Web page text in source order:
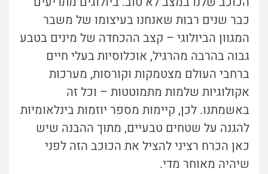
כבר שנים רבות שאנחנו בעיצומו של משבר
המגוון הביולוגי – קצב ההכחדה של מינים בטבע
גבוה בהרבה מהרגיל, אוכלוסיות בעלי חיים
ברחבי העולם מצטמקות וקורסות, מערכות
אקולוגיות שלמות מתמוטטות – וכל זה
באשמתנו. לכן, קיימות מספר יוזמות בינלאומיות
להגנה על שטחים טבעיים, מתוך ההבנה שיש
כאן הכרח רציני להציל את הכוכב הזה לפני
שיהיה מאוחר מדי.